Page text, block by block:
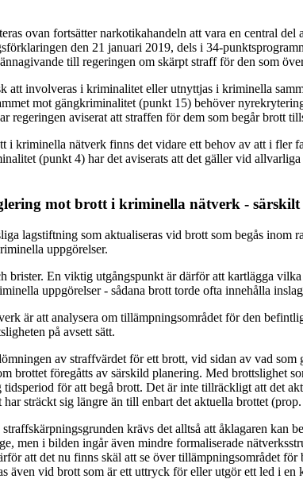
ovan fortsätter narkotikahandeln att vara en central
den 21 januari 2019, dels i 34-
till regeringen om skärpt straff för den som
involveras i kriminalitet eller utnyttjas i kriminella
mot gängkriminalitet (punkt 15) behöver
aviserat att straffen för dem som begår brott
i kriminella nätverk finns det vidare ett behov av att i fler
(punkt 4) har det aviserats att det gäller vid
mot brott i kriminella nätverk -
lagstiftning som aktualiseras vid brott som begås
uppgörelser.
En viktig utgångspunkt är därför att kartlägga
uppgörelser - sådana brott torde ofta innehålla
är att analysera om tillämpningsområdet för den
på avsett sätt.
av straffvärdet för ett brott, vid sidan av vad
brottet föregåtts av särskild planering. Med brottslighet
för att begå brott. Det är inte tillräckligt att det
sträckt sig längre än till enbart det aktuella brottet
krävs det alltså att åklagaren kan
men i bilden ingår även mindre formaliserade
att det nu finns skäl att se över tillämpningsområdet
även vid brott som är ett uttryck för eller utgör ett led i en